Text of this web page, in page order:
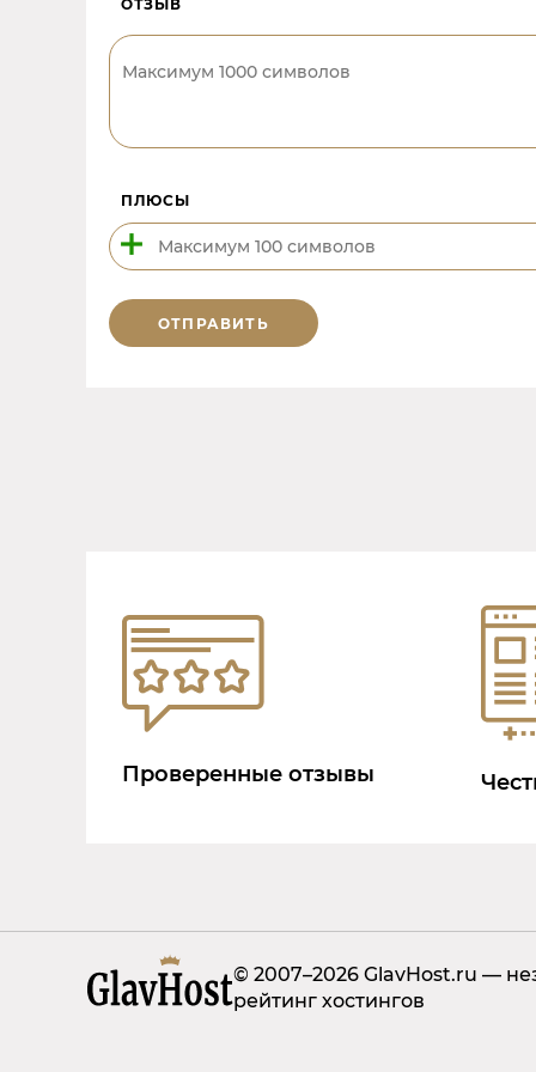
ОТЗЫВ
ПЛЮСЫ
ОТПРАВИТЬ
Проверенные отзывы
© 2007–2026 GlavHost.ru —
рейтинг хостингов